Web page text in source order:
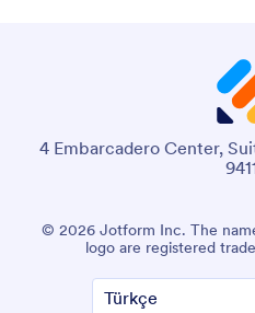
4 Embarcadero Center,
© 2026 Jotform Inc. The
logo are registered